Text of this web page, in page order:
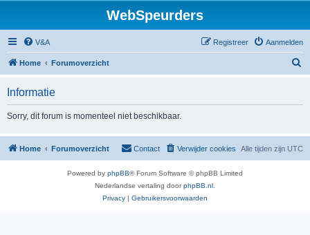
WebSpeurders
V&A Aanmelden
Registreer
Home Forumoverzicht
Informatie
Sorry, dit forum is momenteel niet beschikbaar.
Home Forumoverzicht Alle tijden zijn UTC
Verwijder cookies
Contact
Powered by phpBB® Forum Software © phpBB Limited
Nederlandse vertaling doorphpBB.nl
Privacy | Gebruikersvoorwaarden